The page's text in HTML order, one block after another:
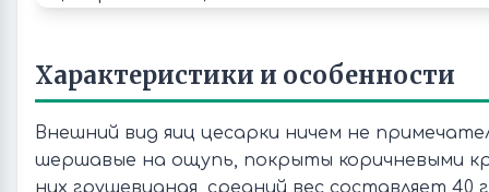
Характеристики и особенности
Внешний вид яиц цесарки ничем не
шершавые на ощупь, покрыты коричневыми
них грушевидная, средний вес составляет 40